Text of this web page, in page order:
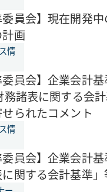
委員会】現在開発
画
情
委員会】企業会計
諸表に関する会
せられたコメント
情
委員会】企業会計
に関する会計基準